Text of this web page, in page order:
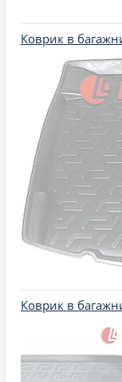
Коврик в
Коврик в